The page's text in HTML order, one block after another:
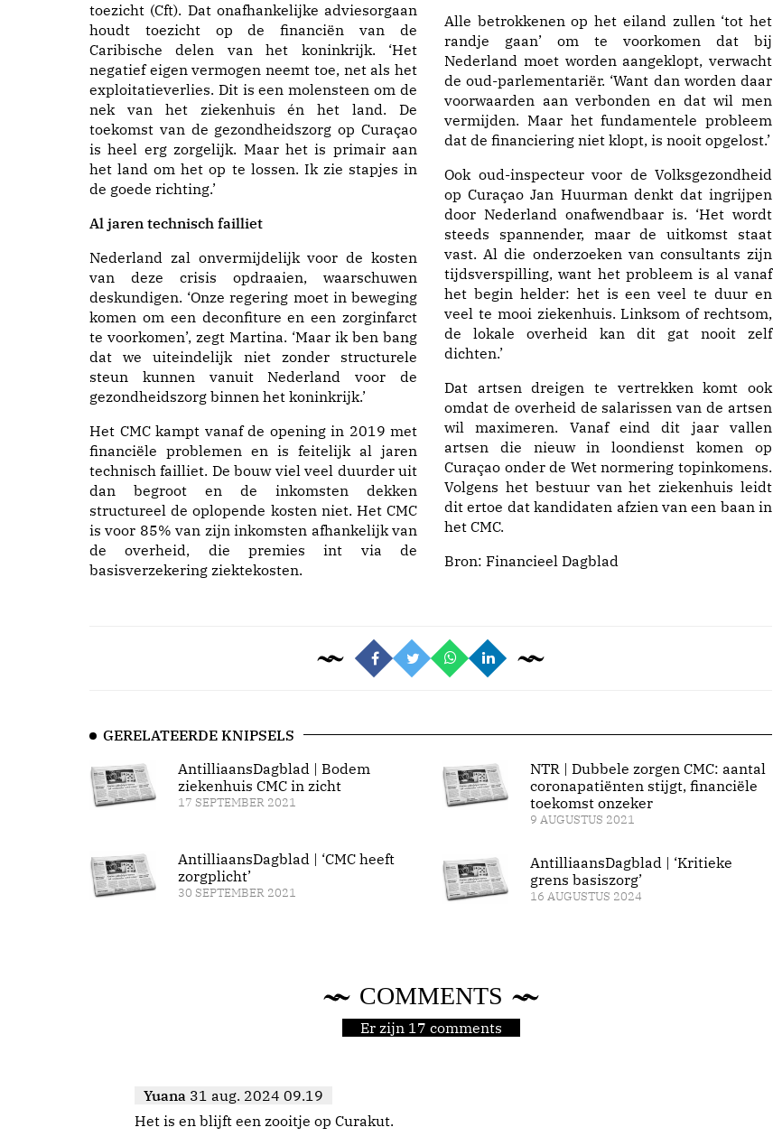
toezicht (Cft). Dat onafhankelijke adviesorgaan
houdt toezicht op de financiën van de
Caribische delen van het koninkrijk. ‘Het
negatief eigen vermogen neemt toe, net als het
exploitatieverlies. Dit is een molensteen om de
nek van het ziekenhuis én het land. De
toekomst van de gezondheidszorg op Curaçao
is heel erg zorgelijk. Maar het is primair aan
het land om het op te lossen. Ik zie stapjes in
de goede richting.’
Al jaren technisch failliet
Nederland zal onvermijdelijk voor de kosten
van deze crisis opdraaien, waarschuwen
deskundigen. ‘Onze regering moet in beweging
komen om een deconfiture en een zorginfarct
te voorkomen’, zegt Martina. ‘Maar ik ben bang
dat we uiteindelijk niet zonder structurele
steun kunnen vanuit Nederland voor de
gezondheidszorg binnen het koninkrijk.’
Het CMC kampt vanaf de opening in 2019 met
financiële problemen en is feitelijk al jaren
technisch failliet. De bouw viel veel duurder uit
dan begroot en de inkomsten dekken
structureel de oplopende kosten niet. Het CMC
is voor 85% van zijn inkomsten afhankelijk van
de overheid, die premies int via de
basisverzekering ziektekosten.
Alle betrokkenen op het eiland zullen ‘tot het
randje gaan’ om te voorkomen dat bij
Nederland moet worden aangeklopt, verwacht
de oud-parlementariër. ‘Want dan worden daar
voorwaarden aan verbonden en dat wil men
vermijden. Maar het fundamentele probleem
dat de financiering niet klopt, is nooit opgelost.’
Ook oud-inspecteur voor de Volksgezondheid
op Curaçao Jan Huurman denkt dat ingrijpen
door Nederland onafwendbaar is. ‘Het wordt
steeds spannender, maar de uitkomst staat
vast. Al die onderzoeken van consultants zijn
tijdsverspilling, want het probleem is al vanaf
het begin helder: het is een veel te duur en
veel te mooi ziekenhuis. Linksom of rechtsom,
de lokale overheid kan dit gat nooit zelf
dichten.’
Dat artsen dreigen te vertrekken komt ook
omdat de overheid de salarissen van de artsen
wil maximeren. Vanaf eind dit jaar vallen
artsen die nieuw in loondienst komen op
Curaçao onder de Wet normering topinkomens.
Volgens het bestuur van het ziekenhuis leidt
dit ertoe dat kandidaten afzien van een baan in
het CMC.
Bron: Financieel Dagblad
GERELATEERDE KNIPSELS
AntilliaansDagblad | Bodem
ziekenhuis CMC in zicht
17 SEPTEMBER 2021
AntilliaansDagblad | ‘CMC heeft
zorgplicht’
30 SEPTEMBER 2021
NTR | Dubbele zorgen CMC: aantal
coronapatiënten stijgt, financiële
toekomst onzeker
9 AUGUSTUS 2021
AntilliaansDagblad | ‘Kritieke
grens basiszorg’
16 AUGUSTUS 2024
COMMENTS
Er zijn 17 comments
Yuana 31 aug. 2024 09.19
Het is en blijft een zooitje op Curakut.